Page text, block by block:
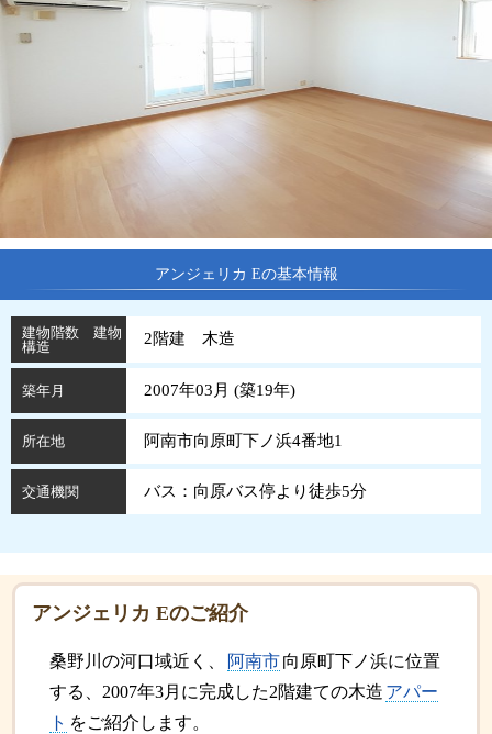
アンジェリカ Eの基本情報
建物階数 建物
構造
2階建 木造
築年月 2007年03月 (築19年)
所在地 阿南市向原町下ノ浜4番地1
交通機関 バス：向原バス停より徒歩5分
アンジェリカ Eのご紹介
桑野川の河口域近く、 阿南市向原町下ノ浜に位置
する、2007年3月に完成した2階建ての木造 アパー
ト をご紹介します。